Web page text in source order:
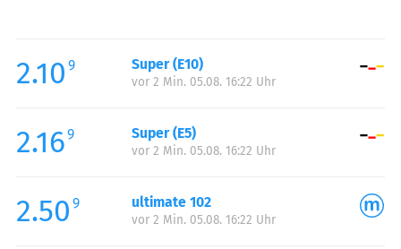
Mittwoch:
06:00-21:00
Donnerstag:
Samstag:
07:30-21:00
Sonntag:
2.10 9 Super (E10)
vor 2 Min. 05.08. 16:22 Uhr
2.169 Super (E5)
vor 2 Min. 05.08. 16:22 Uhr
2.50 9 ultimate 102
vor 2 Min. 05.08. 16:22 Uhr